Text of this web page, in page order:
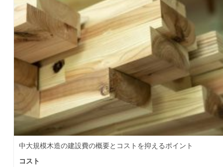
中大規模木造の建設費の概要とコストを抑えるポイント
コスト